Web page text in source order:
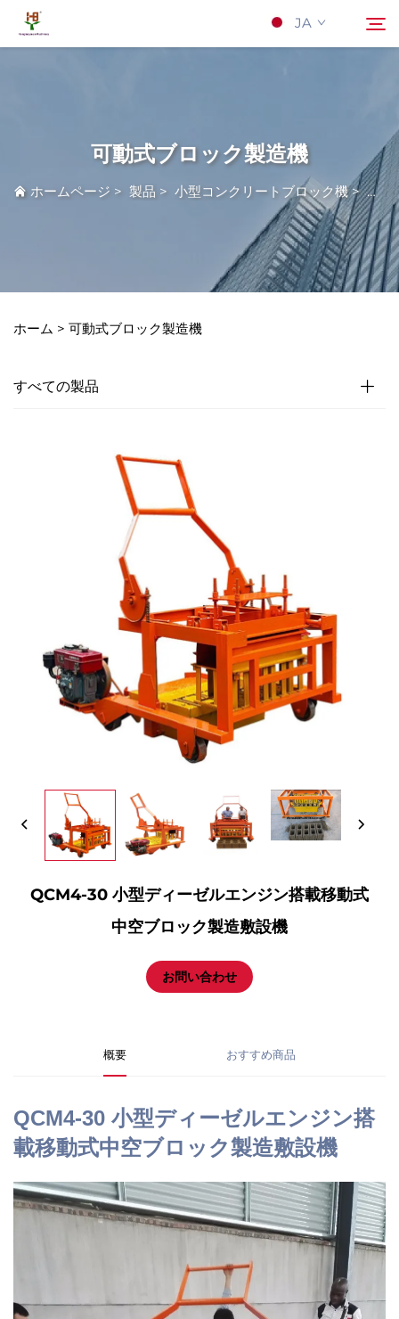
JA
Kontakuto Us
可動式ブロック製造機
ホームページ > 製品 > 小型コンクリートブロック機>可動
ホーム > 可動式ブロック製造機
すべての製品
QCM4-30 小型ディーゼルエンジン搭載移動式
中空ブロック製造敷設機
お問い合わせ
概要 おすすめ商品
QCM4-30 小型ディーゼルエンジン搭
載移動式中空ブロック製造敷設機